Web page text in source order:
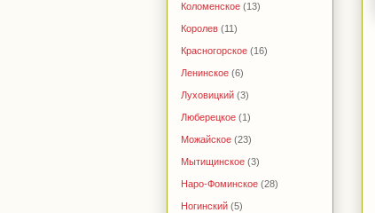
Коломенское (13)
Королев (11)
Красногорское (16)
Ленинское (6)
Луховицкий (3)
Люберецкое (1)
Можайское (23)
Мытищинское (3)
Наро-Фоминское (28)
Ногинский (5)